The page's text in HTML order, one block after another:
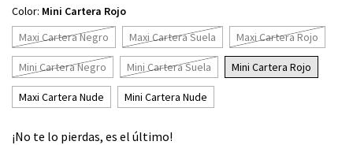
Color: Mini Cartera Rojo
Maxi Cartera Negro
Maxi Cartera Suela Maxi Cartera Rojo
Mini Cartera Negro Mini Cartera Suela Mini Cartera Rojo
Maxi Cartera Nude Mini Cartera Nude
¡No te lo pierdas, es el último!